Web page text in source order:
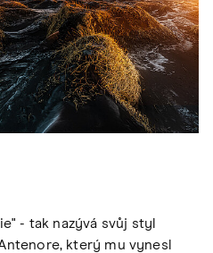
- tak nazývá svůj styl
který mu vynesl